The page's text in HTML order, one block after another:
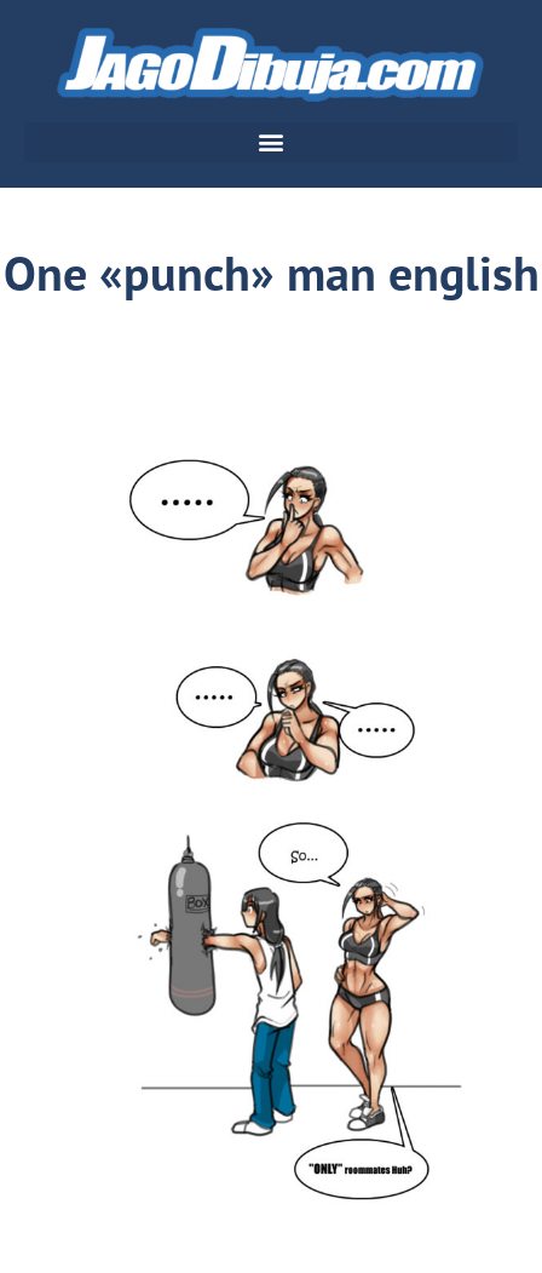
One «punch» man english